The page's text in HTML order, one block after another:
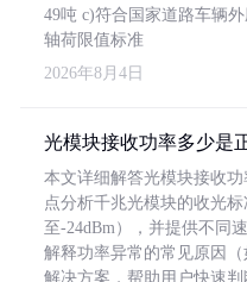
49吨 c)符合国家道路车辆外
轴荷限值标准
2026年8月4日
光模块接收功率多少是
本文详细解答光模块接收
点分析千兆光模块的收光
至-24dBm），并提供不同
解释功率异常的常见原因
解决方案，帮助用户快速判